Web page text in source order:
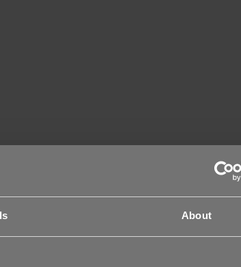
About
se le entregará un documento de
lo revise y firme. Luego visitará el
un proceso de selección para ver